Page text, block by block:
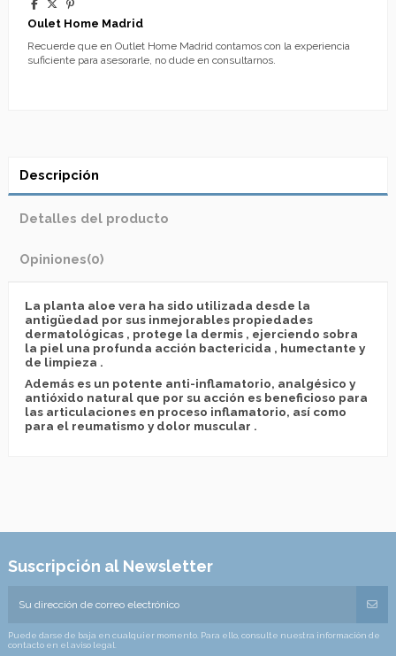
Oulet Home Madrid
Recuerde que en Outlet Home Madrid contamos con la experiencia
suficiente para asesorarle, no dude en consultarnos.
Descripción
Detalles del producto
Opiniones(0)
La planta aloe vera ha sido utilizada desde la
antigüedad por sus inmejorables propiedades
dermatológicas , protege la dermis , ejerciendo sobra
la piel una profunda acción bactericida , humectante y
de limpieza .
Además es un potente anti-inflamatorio, analgésico y
antióxido natural que por su acción es beneficioso para
las articulaciones en proceso inflamatorio, así como
para el reumatismo y dolor muscular .
Suscripción al Newsletter
Puede darse de baja en cualquier momento. Para ello, consulte nuestra información de
contacto en el aviso legal.